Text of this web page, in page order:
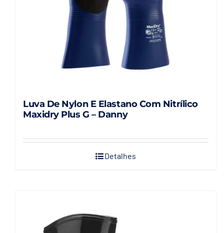
Luva De Nylon E Elastano Com Nitrílico
Maxidry Plus G – Danny
Detalhes